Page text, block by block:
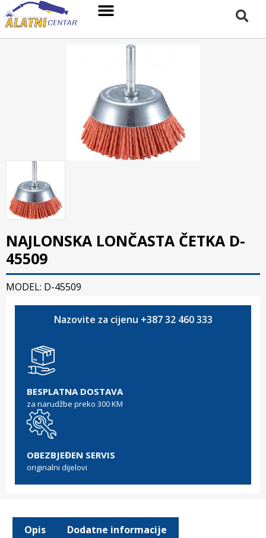
NAJLONSKA LONČASTA ČETKA D-
45509
MODEL: D-45509
Nazovite za cijenu +387 32 460 333
BESPLATNA DOSTAVA
za narudžbe preko 300 KM
OBEZBJEĐEN SERVIS
originalni dijelovi
Opis Dodatne informacije